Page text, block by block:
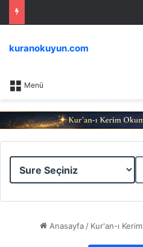
Menü
kuranokuyun.com
Sure
Ayet
Anasayfa / Kur'an-ı Kerim